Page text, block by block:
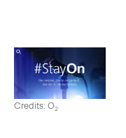
Credits: O2